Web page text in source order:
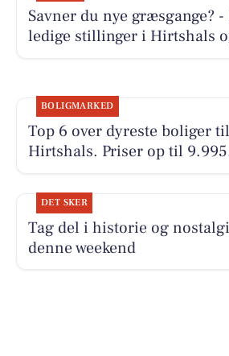
Savner du nye græsgange?
ledige stillinger i Hirtshals
BOLIGMARKED
Top 6 over dyreste boliger
Hirtshals. Priser op til
DET SKER
Tag del i historie og
denne weekend